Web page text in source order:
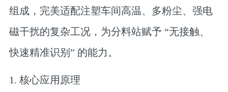
组成，完美适配注塑车间高温、多粉尘、强电
磁干扰的复杂工况，为分料站赋予 “无接触、
快速精准识别” 的能力。
1. 核心应用原理